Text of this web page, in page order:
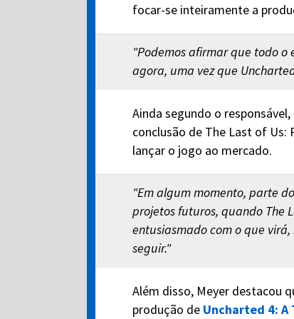
focar-se inteiramente a
"Podemos afirmar que todo o
agora, uma vez que
Ainda segundo o
conclusão de The Last of
lançar o jogo ao mercado.
"Em algum momento, parte
projetos futuros, quando The
entusiasmado com o que
seguir."
Além disso, Meyer destacou
produção de Uncharted 4: A